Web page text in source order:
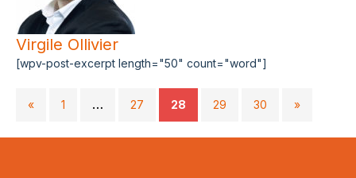
Virgile Ollivier
[wpv-post-excerpt length="50" count="word"]
« 1 … 27 28 29 30 »